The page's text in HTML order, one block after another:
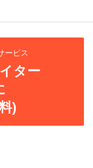
ービス
ター
)